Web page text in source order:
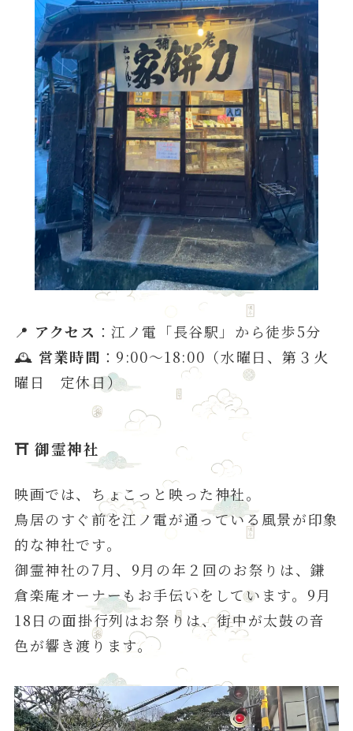
📍 アクセス ：江ノ電「長谷駅」から徒歩5分
🕰 営業時間 ：9:00〜18:00（水曜日、第３火
曜日 定休日）
⛩御霊神社
映画では、ちょこっと映った神社。
鳥居のすぐ前を江ノ電が通っている風景が印象
的な神社です。
御霊神社の7月、9月の年２回のお祭りは、鎌
倉楽庵オーナーもお手伝いをしています。9月
18日の面掛行列はお祭りは、街中が太鼓の音
色が響き渡ります。